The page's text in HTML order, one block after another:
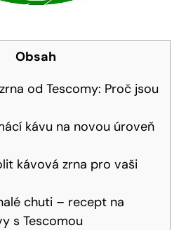
Obsah
od Tescomy: Proč jsou
kávu na novou úroveň
kávová zrna pro vaši
chuti – recept na
s Tescomou